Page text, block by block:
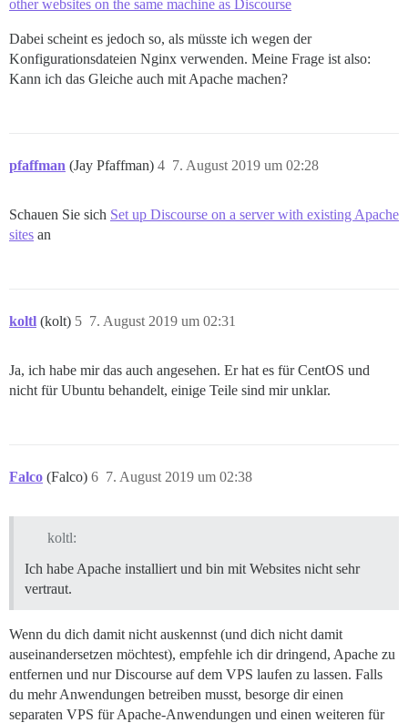
other websites on the same machine as Discourse
Dabei scheint es jedoch so, als müsste ich wegen der
Konfigurationsdateien Nginx verwenden. Meine Frage ist also:
Kann ich das Gleiche auch mit Apache machen?
pfaffman (Jay Pfaffman) 7. August 2019 um 02:28
4
Schauen Sie sich Set up Discourse on a server with existing Apache
sites an
koltl (kolt) 7. August 2019 um 02:31
5
Ja, ich habe mir das auch angesehen. Er hat es für CentOS und
nicht für Ubuntu behandelt, einige Teile sind mir unklar.
Falco (Falco) 7. August 2019 um 02:38
6
koltl:
Ich habe Apache installiert und bin mit Websites nicht sehr
vertraut.
Wenn du dich damit nicht auskennst (und dich nicht damit
auseinandersetzen möchtest), empfehle ich dir dringend, Apache zu
entfernen und nur Discourse auf dem VPS laufen zu lassen. Falls
du mehr Anwendungen betreiben musst, besorge dir einen
separaten VPS für Apache-Anwendungen und einen weiteren für